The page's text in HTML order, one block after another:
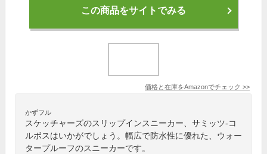
この商品をサイトでみる
価格と在庫をAmazonでチェック >>
かずフル
スケッチャーズのスリップインスニーカー、サミッツ-コ
ルボスはいかがでしょう。幅広で防水性に優れた、ウォー
タープルーフのスニーカーです。